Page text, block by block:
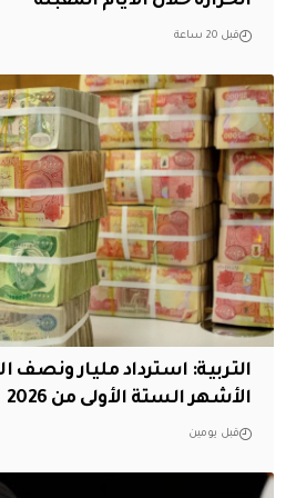
قبل 20 ساعة
التربية: استرداد مليار ونصف
الأشهر الستة الأولى من 2026
قبل يومين